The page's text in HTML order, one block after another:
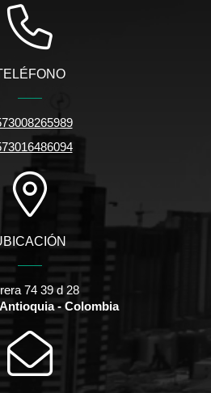
74 39 d 28
- Colombia